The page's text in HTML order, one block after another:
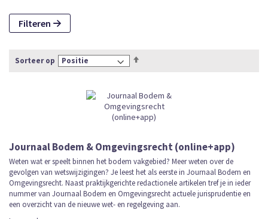
Sorteer op
laag
sorteren
Journaal Bodem & Omgevingsrecht (online+app)
Weten wat er speelt binnen het bodem vakgebied? Meer weten over de
gevolgen van wetswijzigingen? Je leest het als eerste in Journaal Bodem en
Omgevingsrecht. Naast praktijkgerichte redactionele artikelen tref je in ieder
nummer van Journaal Bodem en Omgevingsrecht actuele jurisprudentie en
een overzicht van de nieuwe wet- en regelgeving aan.
Filteren